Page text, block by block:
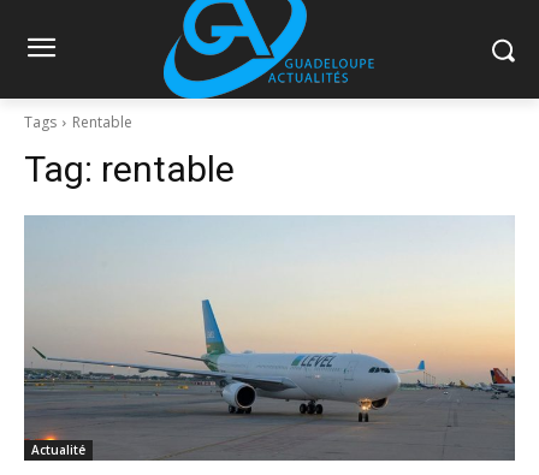
Tags Rentable
Tag: rentable
Actualité